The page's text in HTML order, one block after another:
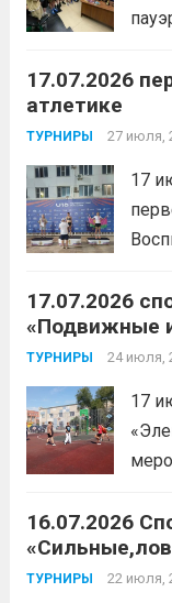
с
17.07.2026
атлетике
ТУРНИРЫ 27 июля,
17
17.07.2026
«Подвижные
ТУРНИРЫ 24 июля,
17
16.07.2026
ТУРНИРЫ 22 июля,